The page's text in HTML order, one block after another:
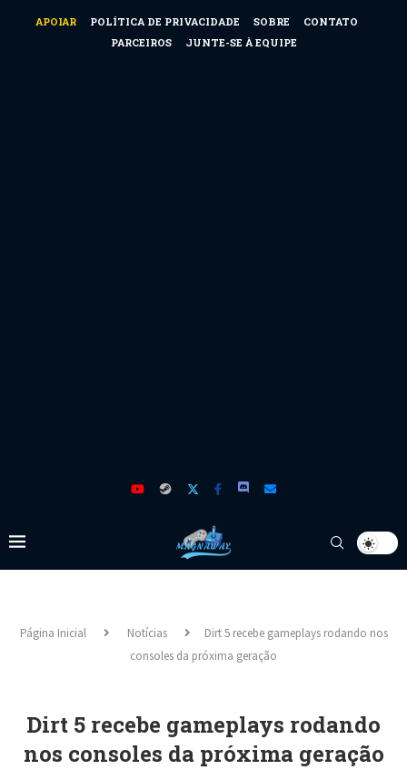
APOIAR POLÍTICA DE PRIVACIDADE SOBRE
CONTATO
PARCEIROS
JUNTE-SE À EQUIPE
Página Inicial Notícias
Dirt 5 recebe gameplays rodando nos
consoles da próxima geração
Dirt 5 recebe gameplays rodando
nos consoles da próxima geração